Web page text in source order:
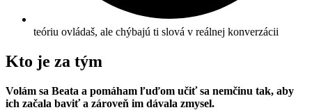
teóriu ovládaš, ale chýbajú ti slová v reálnej konverzácii
Kto je za tým
Volám sa Beata a pomáham ľuďom učiť sa nemčinu tak, aby
ich začala baviť a zároveň im dávala zmysel.